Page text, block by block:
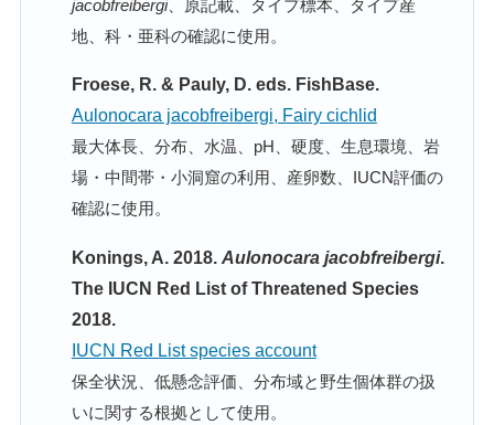
jacobfreibergi、原記載、タイプ標本、タイプ産
地、科・亜科の確認に使用。
Froese, R. & Pauly, D. eds. FishBase.
Aulonocara jacobfreibergi, Fairy cichlid
最大体長、分布、水温、pH、硬度、生息環境、岩
場・中間帯・小洞窟の利用、産卵数、IUCN評価の
確認に使用。
Konings, A. 2018. Aulonocara jacobfreibergi.
The IUCN Red List of Threatened Species
2018.
IUCN Red List species account
保全状況、低懸念評価、分布域と野生個体群の扱
いに関する根拠として使用。